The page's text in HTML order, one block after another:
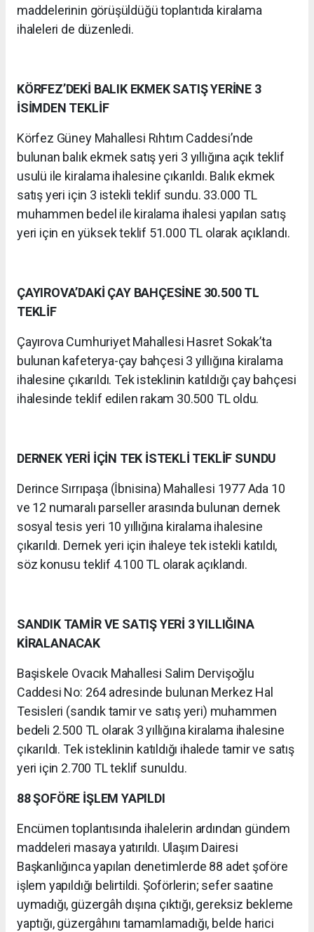
maddelerinin görüşüldüğü toplantıda kiralama
ihaleleri de düzenledi.
KÖRFEZ’DEKİ BALIK EKMEK SATIŞ YERİNE 3
İSİMDEN TEKLİF
Körfez Güney Mahallesi Rıhtım Caddesi’nde
bulunan balık ekmek satış yeri 3 yıllığına açık teklif
usulü ile kiralama ihalesine çıkarıldı. Balık ekmek
satış yeri için 3 istekli teklif sundu. 33.000 TL
muhammen bedel ile kiralama ihalesi yapılan satış
yeri için en yüksek teklif 51.000 TL olarak açıklandı.
ÇAYIROVA’DAKİ ÇAY BAHÇESİNE 30.500 TL
TEKLİF
Çayırova Cumhuriyet Mahallesi Hasret Sokak’ta
bulunan kafeterya-çay bahçesi 3 yıllığına kiralama
ihalesine çıkarıldı. Tek isteklinin katıldığı çay bahçesi
ihalesinde teklif edilen rakam 30.500 TL oldu.
DERNEK YERİ İÇİN TEK İSTEKLİ TEKLİF SUNDU
Derince Sırrıpaşa (İbnisina) Mahallesi 1977 Ada 10
ve 12 numaralı parseller arasında bulunan dernek
sosyal tesis yeri 10 yıllığına kiralama ihalesine
çıkarıldı. Dernek yeri için ihaleye tek istekli katıldı,
söz konusu teklif 4.100 TL olarak açıklandı.
SANDIK TAMİR VE SATIŞ YERİ 3 YILLIĞINA
KİRALANACAK
Başiskele Ovacık Mahallesi Salim Dervişoğlu
Caddesi No: 264 adresinde bulunan Merkez Hal
Tesisleri (sandık tamir ve satış yeri) muhammen
bedeli 2.500 TL olarak 3 yıllığına kiralama ihalesine
çıkarıldı. Tek isteklinin katıldığı ihalede tamir ve satış
yeri için 2.700 TL teklif sunuldu.
88 ŞOFÖRE İŞLEM YAPILDI
Encümen toplantısında ihalelerin ardından gündem
maddeleri masaya yatırıldı. Ulaşım Dairesi
Başkanlığınca yapılan denetimlerde 88 adet şoföre
işlem yapıldığı belirtildi. Şoförlerin; sefer saatine
uymadığı, güzergâh dışına çıktığı, gereksiz bekleme
yaptığı, güzergâhını tamamlamadığı, belde harici